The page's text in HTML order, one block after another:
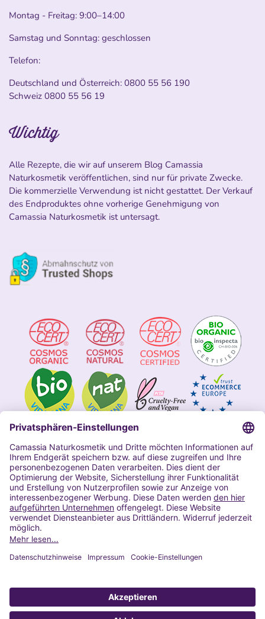
Montag - Freitag: 9:00–14:00
Samstag und Sonntag: geschlossen
Telefon:
Deutschland und Österreich: 0800 55 56 190
Schweiz 0800 55 56 19
Wichtig
Alle Rezepte, die wir auf unserem Blog Camassia
Naturkosmetik veröffentlichen, sind nur für private Zwecke.
Die kommerzielle Verwendung ist nicht gestattet. Der Verkauf
des Endproduktes ohne vorherige Genehmigung von
Camassia Naturkosmetik ist untersagt.
Impressum
Allgemeine Geschäftsbedingungen
Datenschutzerklärung Camassia
Widerrufsbelehrung
Copyright 2020 | Alle Rechte vorbehalten